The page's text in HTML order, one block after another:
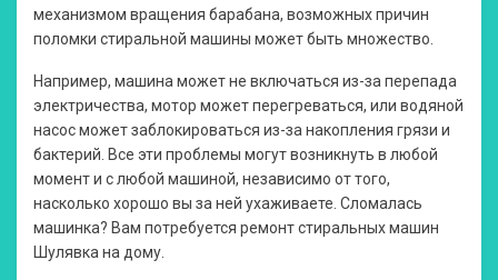
механизмом вращения барабана, возможных причин
поломки стиральной машины может быть множество.
Например, машина может не включаться из-за перепада
электричества, мотор может перегреваться, или водяной
насос может заблокироваться из-за накопления грязи и
бактерий. Все эти проблемы могут возникнуть в любой
момент и с любой машиной, независимо от того,
насколько хорошо вы за ней ухаживаете. Сломалась
машинка? Вам потребуется ремонт стиральных машин
Шулявка на дому.